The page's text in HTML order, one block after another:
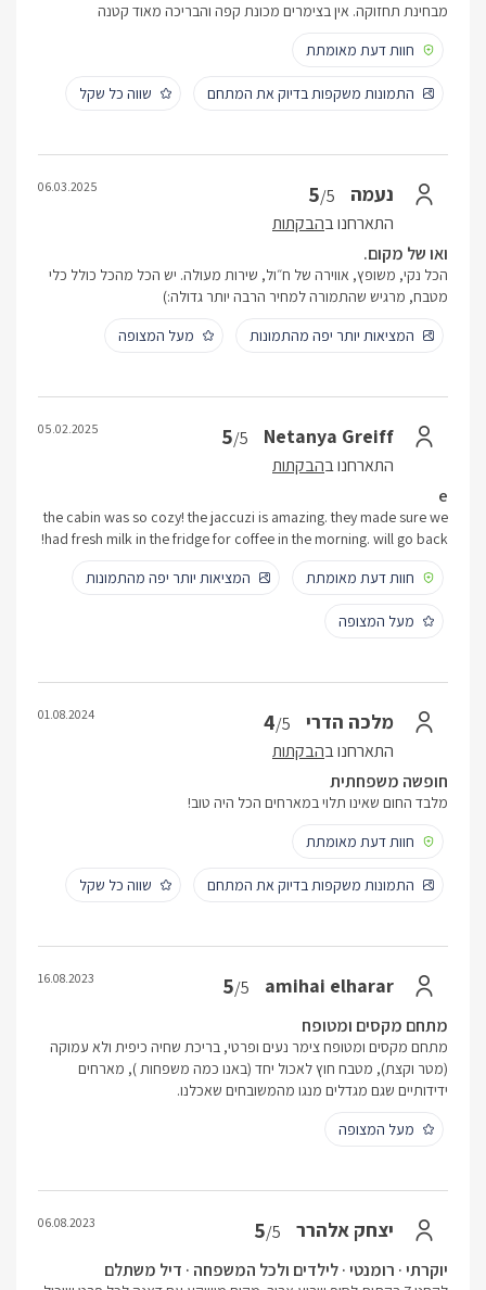
מבחינת תחזוקה. אין בצימרים מכונת קפה והבריכה מאוד קטנה
חוות דעת מאומתת
התמונות משקפות בדיוק את המתחם שווה כל שקל
נעמה 5/5
התארחנו בהבקתות
06.03.2025
ואו של מקום.
הכל נקי, משופץ, אווירה של ח״ול, שירות מעולה. יש הכל מהכל כולל כלי
מטבח, מרגיש שהתמורה למחיר הרבה יותר גדולה:)
המציאות יותר יפה מהתמונות
מעל המצופה
Netanya Greiff
5/5
התארחנו בהבקתות
05.02.2025
e
the cabin was so cozy! the jaccuzi is amazing. they made sure we
had fresh milk in the fridge for coffee in the morning. will go back!
חוות דעת מאומתת
המציאות יותר יפה מהתמונות
מעל המצופה
מלכה הדרי 4/5
התארחנו בהבקתות
01.08.2024
חופשה משפחתית
מלבד החום שאינו תלוי במארחים הכל היה טוב!
חוות דעת מאומתת
התמונות משקפות בדיוק את המתחם שווה כל שקל
amihai elharar
5/5
16.08.2023
מתחם מקסים ומטופח
מתחם מקסים ומטופח צימר נעים ופרטי, בריכת שחיה כיפית ולא עמוקה
(מטר וקצת), מטבח חוץ לאכול יחד (באנו כמה משפחות ), מארחים
ידידותיים שגם מגדלים מנגו מהמשובחים שאכלנו.
מעל המצופה
יצחק אלהרר 5/5
06.08.2023
יוקרתי · רומנטי · לילדים ולכל המשפחה · דיל משתלם